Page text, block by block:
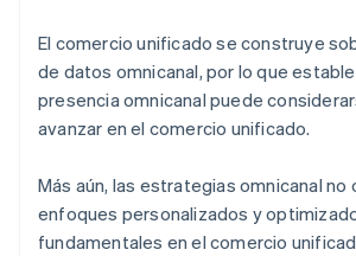
El comercio unificado se construye
de datos omnicanal, por lo que
presencia omnicanal puede
avanzar en el comercio unificado.
Más aún, las estrategias omnicanal no
enfoques personalizados y
fundamentales en el comercio